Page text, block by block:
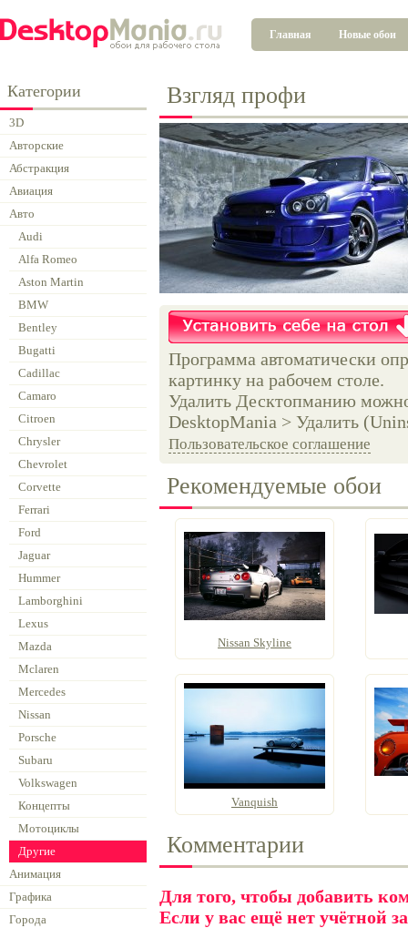
Главная Новые обои
Категории
3D
Авторские
Абстракция
Авиация
Авто
Audi
Alfa Romeo
Aston Martin
BMW
Bentley
Bugatti
Cadillac
Camaro
Citroen
Chrysler
Chevrolet
Corvette
Ferrari
Ford
Jaguar
Hummer
Lamborghini
Lexus
Mazda
Mclaren
Mercedes
Nissan
Porsche
Subaru
Volkswagen
Концепты
Мотоциклы
Другие
Анимация
Графика
Города
Взгляд профи
Программа автоматически
картинку на рабочем столе.
Удалить Десктопманию
DesktopMania > Удалить
Пользовательское соглашение
Рекомендуемые обои
Nissan Skyline
Vanquish
Комментарии
Для того, чтобы добавить
Если у вас ещё нет учётной